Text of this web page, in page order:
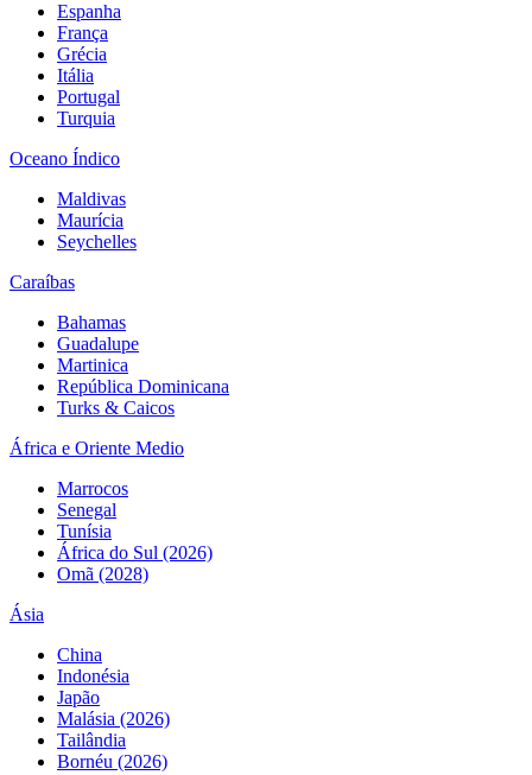
Espanha
França
Grécia
Itália
Portugal
Turquia
Oceano Índico
Maldivas
Maurícia
Seychelles
Caraíbas
Bahamas
Guadalupe
Martinica
República Dominicana
Turks & Caicos
África e Oriente Medio
Marrocos
Senegal
Tunísia
África do Sul (2026)
Omã (2028)
Ásia
China
Indonésia
Japão
Malásia (2026)
Tailândia
Bornéu (2026)